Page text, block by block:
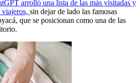
arrolló una lista de las más visitadas y
sin dejar de lado las famosas
que se posicionan como una de las